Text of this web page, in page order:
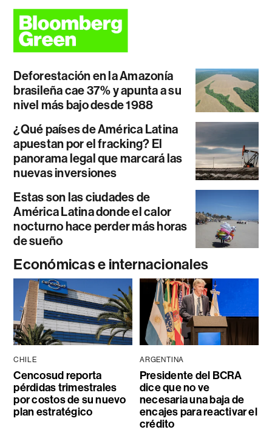
Deforestación en la Amazonía
brasileña cae 37% y apunta a su
nivel más bajo desde 1988
¿Qué países de América Latina
apuestan por el fracking? El
panorama legal que marcará las
nuevas inversiones
Estas son las ciudades de
América Latina donde el calor
nocturno hace perder más horas
de sueño
Económicas e internacionales
CHILE
Cencosud reporta
pérdidas trimestrales
por costos de su nuevo
plan estratégico
ARGENTINA
Presidente del BCRA
dice que no ve
necesaria una baja de
encajes para reactivar el
crédito